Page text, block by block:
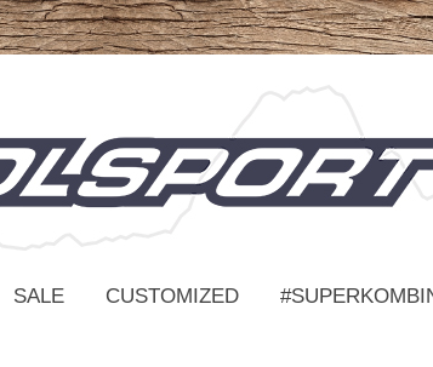
SALE CUSTOMIZED